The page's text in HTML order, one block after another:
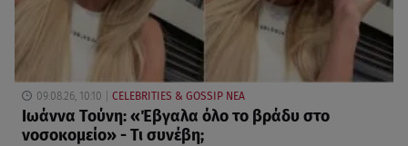
09.08.26, 10:10 CELEBRITIES & GOSSIP ΝΕΑ
Ιωάννα Τούνη: «Έβγαλα όλο το βράδυ στο
νοσοκομείο» - Τι συνέβη;